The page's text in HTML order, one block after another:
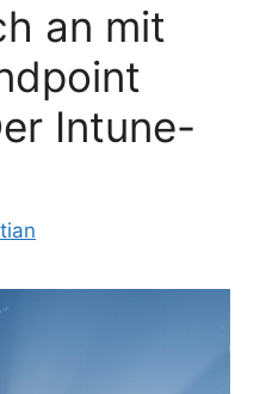
an mit
Intune-